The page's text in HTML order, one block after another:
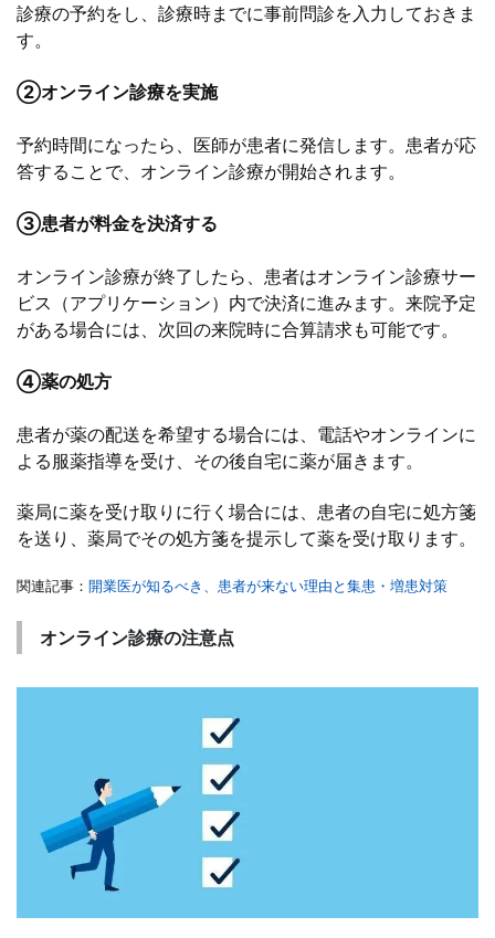
診療の予約をし、診療時までに事前問診を入力しておきま
す。
②オンライン診療を実施
予約時間になったら、医師が患者に発信します。患者が応
答することで、オンライン診療が開始されます。
③患者が料金を決済する
オンライン診療が終了したら、患者はオンライン診療サー
ビス（アプリケーション）内で決済に進みます。来院予定
がある場合には、次回の来院時に合算請求も可能です。
④薬の処方
患者が薬の配送を希望する場合には、電話やオンラインに
よる服薬指導を受け、その後自宅に薬が届きます。
薬局に薬を受け取りに行く場合には、患者の自宅に処方箋
を送り、薬局でその処方箋を提示して薬を受け取ります。
関連記事： 開業医が知るべき、患者が来ない理由と集患・増患対策
オンライン診療の注意点